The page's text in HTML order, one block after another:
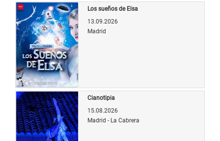
Bild: entradas.com
Los sueños de Elsa
13.09.2026
Madrid
Cianotipia
15.08.2026
Madrid - La Cabrera